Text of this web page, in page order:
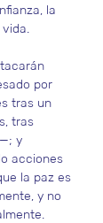
la
por
tras un
tras
y
acciones
la paz es
y no